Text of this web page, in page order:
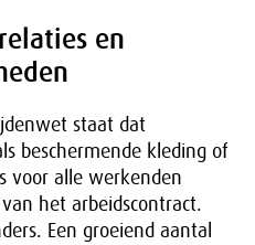
en
staat dat
beschermende kleding of
voor alle werkenden
het arbeidscontract.
Een groeiend aantal